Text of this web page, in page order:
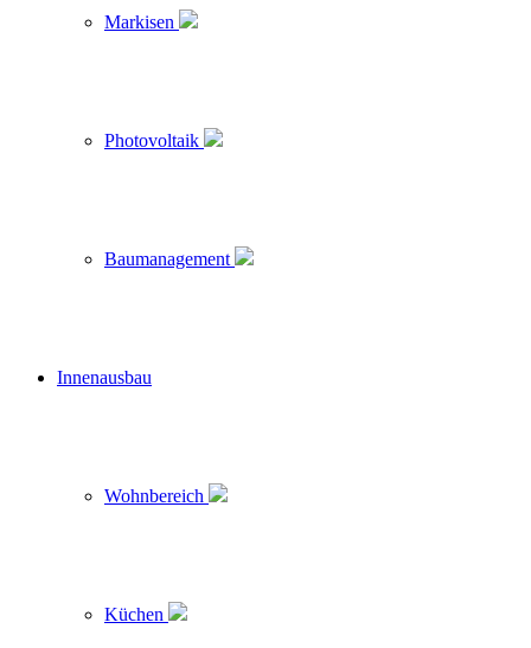
Markisen
Photovoltaik
Baumanagement
Innenausbau
Wohnbereich
Küchen